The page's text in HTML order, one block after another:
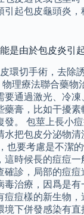
引起包皮龜頭炎
是由於包皮炎引
環切手術，去除
理療法聯合藥物
要通過激光、冷
藥膏，比如干擾素
發。 包莖上長小
水把包皮分泌物
也要考慮是不潔
這時候長的痘痘
診，局部的痘痘
治療，因爲是有
痘樣的新生物，
下併發感染有直